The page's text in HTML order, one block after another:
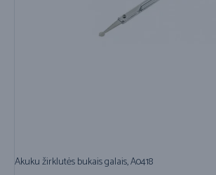
Akuku žirklutės bukais galais, A0418